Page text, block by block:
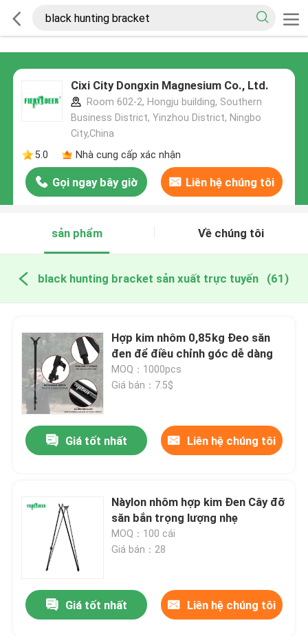
Cixi City Dongxin Magnesium Co., Ltd.
Room 602-2, Hongju building, Southern
Business District, Yinzhou District, Ningbo
City,China
5.0
Nhà cung cấp xác nhận
Gọi ngay bây giờ Liên hệ chúng tôi
sản phẩm Về chúng tôi
black hunting bracket sản xuất trực tuyến (61)
Hợp kim nhôm 0,85kg Đeo săn
đen để điều chỉnh góc dễ dàng
MOQ：1000pcs
Giá bán：7.5$
Giá tốt nhất Liên hệ chúng tôi
Nàylon nhôm hợp kim Đen Cây đỡ
săn bắn trọng lượng nhẹ
MOQ：100 cái
Giá bán：28
Giá tốt nhất Liên hệ chúng tôi